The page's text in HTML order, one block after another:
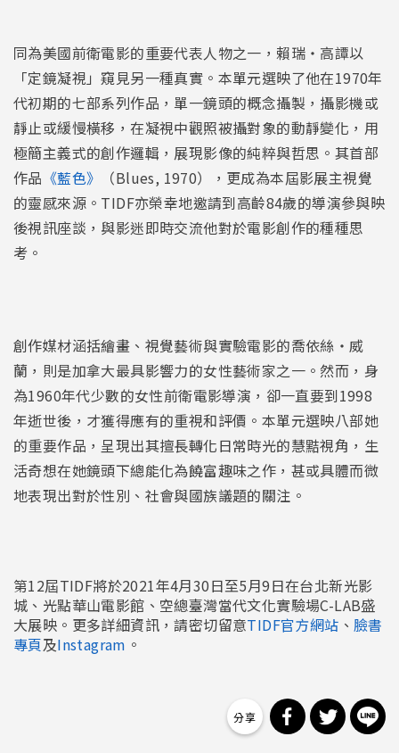
同為美國前衛電影的重要代表人物之一，賴瑞・高譚以
「定鏡凝視」窺見另一種真實。本單元選映了他在1970年
代初期的七部系列作品，單一鏡頭的概念攝製，攝影機或
靜止或緩慢橫移，在凝視中觀照被攝對象的動靜變化，用
極簡主義式的創作邏輯，展現影像的純粹與哲思。其首部
作品 《藍色》
（Blues, 1970），更成為本屆影展主視覺
的靈感來源。TIDF亦榮幸地邀請到高齡84歲的導演參與映
後視訊座談，與影迷即時交流他對於電影創作的種種思
考。
創作媒材涵括繪畫、視覺藝術與實驗電影的喬依絲・威
蘭，則是加拿大最具影響力的女性藝術家之一。然而，身
為1960年代少數的女性前衛電影導演，卻一直要到1998
年逝世後，才獲得應有的重視和評價。本單元選映八部她
的重要作品，呈現出其擅長轉化日常時光的慧黠視角，生
活奇想在她鏡頭下總能化為饒富趣味之作，甚或具體而微
地表現出對於性別、社會與國族議題的關注。
第12屆TIDF將於2021年4月30日至5月9日在台北新光影
城、光點華山電影館、空總臺灣當代文化實驗場C-LAB盛
大展映。更多詳細資訊，請密切留意TIDF官方網站 、臉書
專頁及Instagram 。
分享到分享到